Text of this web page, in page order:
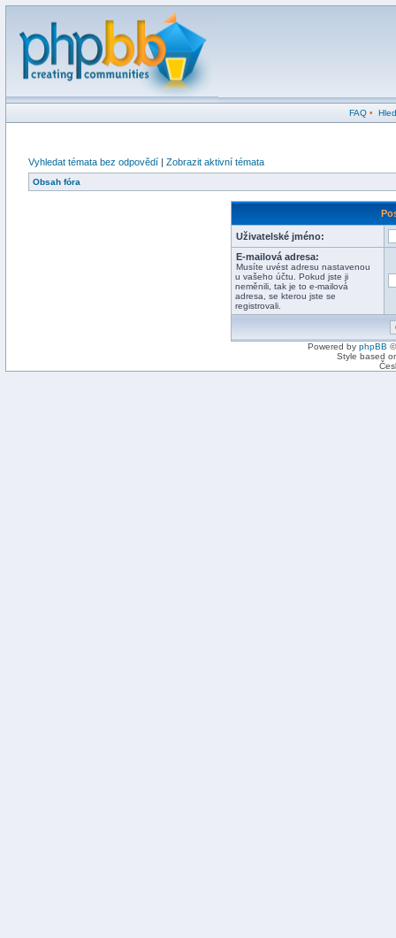
FAQ•
Vyhledat témata bez odpovědí | Zobrazit aktivní témata
Obsah fóra
Uživatelské jméno:
E-mailová adresa:
Musíte uvést adresu nastavenou
u vašeho účtu. Pokud jste ji
neměnili, tak je to e-mailová
adresa, se kterou jste se
registrovali.
Powered by phpBB
Style based